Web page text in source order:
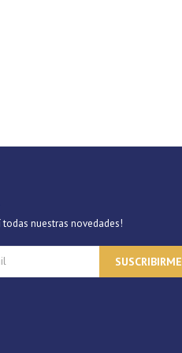
todas nuestras novedades!
SUSCRIBIRME